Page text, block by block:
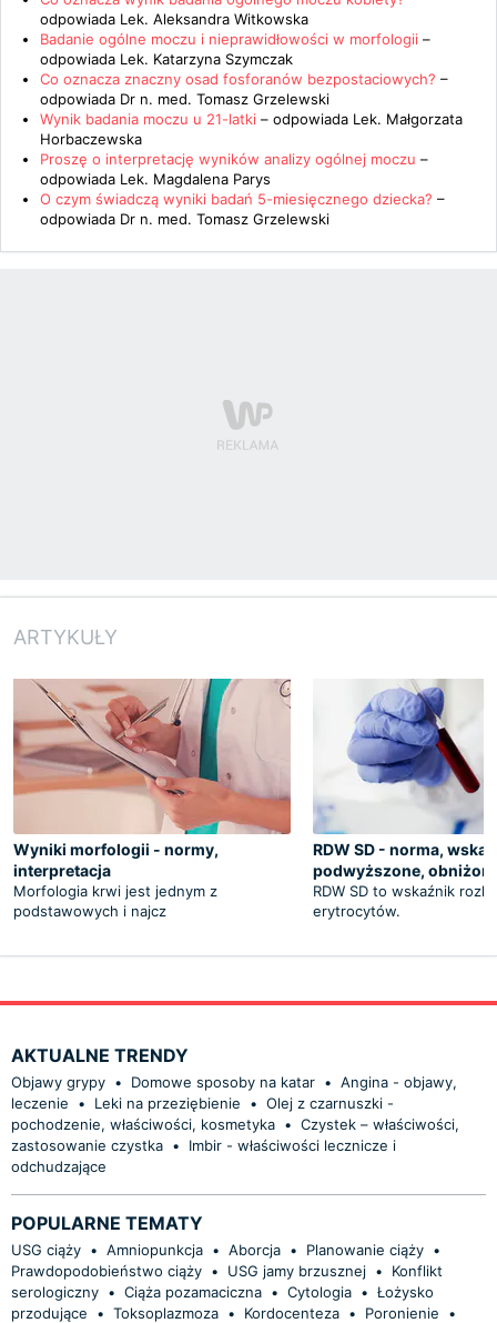
odpowiada Lek. Aleksandra Witkowska
Badanie ogólne moczu i nieprawidłowości w morfologii –
odpowiada Lek. Katarzyna Szymczak
Co oznacza znaczny osad fosforanów bezpostaciowych? –
odpowiada Dr n. med. Tomasz Grzelewski
Wynik badania moczu u 21-latki – odpowiada Lek. Małgorzata
Horbaczewska
Proszę o interpretację wyników analizy ogólnej moczu –
odpowiada Lek. Magdalena Parys
O czym świadczą wyniki badań 5-miesięcznego dziecka? –
odpowiada Dr n. med. Tomasz Grzelewski
ARTYKUŁY
Wyniki morfologii - normy,
interpretacja
Morfologia krwi jest jednym z
podstawowych i najcz
RDW SD - norma,
podwyższone,
RDW SD to wskaźnik
erytrocytów.
AKTUALNE TRENDY
Objawy grypy • Domowe sposoby na katar • Angina - objawy,
leczenie
• Leki na przeziębienie • Olej z czarnuszki -
pochodzenie, właściwości, kosmetyka • Czystek – właściwości,
zastosowanie czystka •
Imbir - właściwości lecznicze i
odchudzające
POPULARNE TEMATY
USG ciąży • Amniopunkcja • Aborcja • Planowanie ciąży •
Prawdopodobieństwo ciąży • USG jamy brzusznej •
Konflikt
serologiczny • Ciąża pozamaciczna • Cytologia • Łożysko
przodujące
• Toksoplazmoza • Kordocenteza • Poronienie
•